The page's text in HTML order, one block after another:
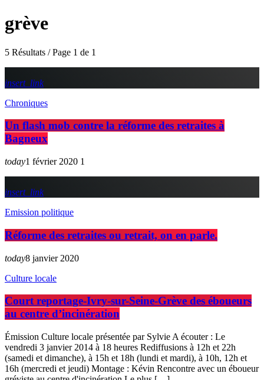
grève
5 Résultats / Page 1 de 1
insert_link
Chroniques
Un flash mob contre la réforme des retraites à
Bagneux
today1 février 2020 1
insert_link
Emission politique
Réforme des retraites ou retrait, on en parle.
today8 janvier 2020
Culture locale
Court reportage-Ivry-sur-Seine-Grève des éboueurs
au centre d’incinération
Émission Culture locale présentée par Sylvie A écouter : Le
vendredi 3 janvier 2014 à 18 heures Rediffusions à 12h et 22h
(samedi et dimanche), à 15h et 18h (lundi et mardi), à 10h, 12h et
16h (mercredi et jeudi) Montage : Kévin Rencontre avec un éboueur